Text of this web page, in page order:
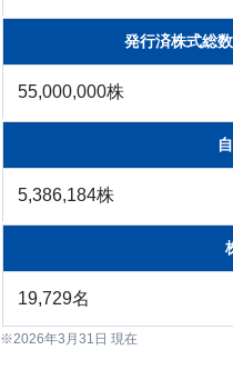
発行済株式総
55,000,000株
5,386,184株
19,729名
2026年3月31日 現在